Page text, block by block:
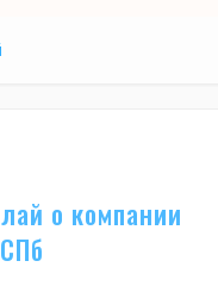
о компании